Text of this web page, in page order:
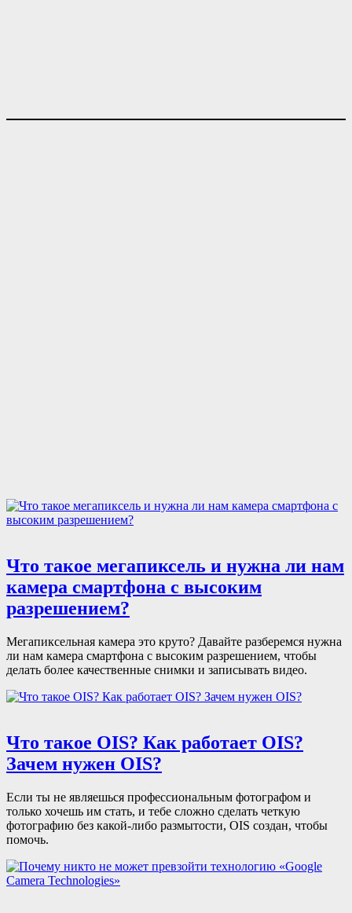
Что такое мегапиксель и нужна ли нам
камера смартфона с высоким
разрешением?
Мегапиксельная камера это круто? Давайте разберемся нужна
ли нам камера смартфона с высоким разрешением, чтобы
делать более качественные снимки и записывать видео.
Что такое OIS? Как работает OIS?
Зачем нужен OIS?
Если ты не являешься профессиональным фотографом и
только хочешь им стать, и тебе сложно сделать четкую
фотографию без какой-либо размытости, OIS создан, чтобы
помочь.